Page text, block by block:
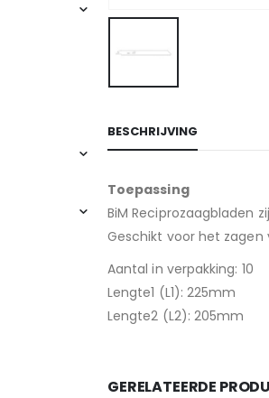
BESCHRIJVING
Toepassing
BiM Reciprozaagbladen
Geschikt voor het zagen
Aantal in verpakking: 10
Lengte1 (L1): 225mm
Lengte2 (L2): 205mm
GERELATEERDE